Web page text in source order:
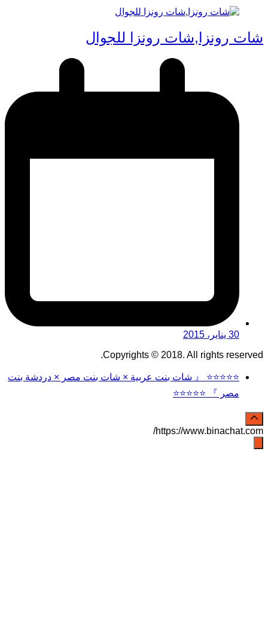
شات رونزا,شات رونزا للجوال
30 يناير، 2015
Copyrights © 2018. All rights reserved.
⭐⭐⭐⭐⭐ 『 شات بنت عربية × شات بنت مصر × دردشة بنت
مصر 』 ⭐⭐⭐⭐⭐
https://www.binachat.com/